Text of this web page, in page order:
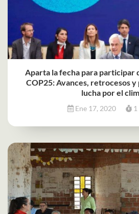
Aparta la fecha para participar
COP25: Avances, retrocesos
lucha por el
Ene 17, 2020 1